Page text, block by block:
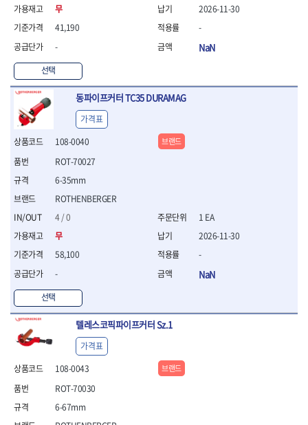
- 절연별비트소켓
- 절연육각비트소켓
- 절연라쳇핸들
- 절연렌치
- 절연토크렌치
- 절연콤비네이션렌치
- 절연링렌치
- 절연플라이어
- 절연전공칼
- 절연안전모
- 방폭소켓
- 방폭라쳇핸들
- 방폭콤비네이션렌치
- 절연일자드라이버
- 절연별드라이버
- 절연드라이버세트
- 자동스트리퍼
- 케이블스트리퍼
- 핀셋
- 절연공구세트
- 절연비트홀다
- 절연비트홀다드라이버
- 절연L렌치
무
41,190
-
선택
2026-11-30
-
NaN
동파이프커터 TC35 DURAMAG
108-0040
ROTHENBERGER
4 / 0
무
58,100
-
선택
ROT-70027
6-35mm
가격표
1 EA
2026-11-30
-
NaN
브랜드
텔레스코픽파이프커터 Sz.1
108-0043
ROT-70030
6-67mm
가격표
브랜드